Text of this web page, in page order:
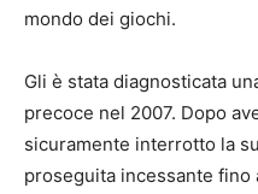
mondo dei giochi.
Gli è stata diagnosticata
precoce nel 2007. Dopo
sicuramente interrotto la
proseguita incessante fino